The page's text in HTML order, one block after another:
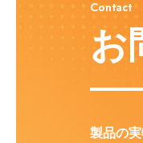
Contact
お
製品の